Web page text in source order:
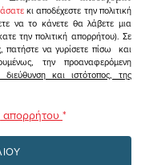
κι αποδέχεστε την πολιτική
να το κάνετε θα λάβετε μια
την πολιτική απορρήτου). Σε
πατήστε να γυρίσετε πίσω και
την προαναφερόμενη
και ιστότοπος, της
απορρήτου *